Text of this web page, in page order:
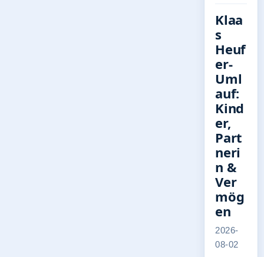
Klaa
s
Heuf
er-
Uml
auf:
Kind
er,
Part
neri
n &
Ver
mög
en
2026-
08-02